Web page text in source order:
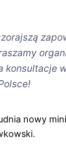
konsultacje
nowy